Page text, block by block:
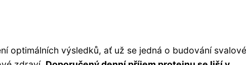
optimálních výsledků, ať už se jedná o budování svalové